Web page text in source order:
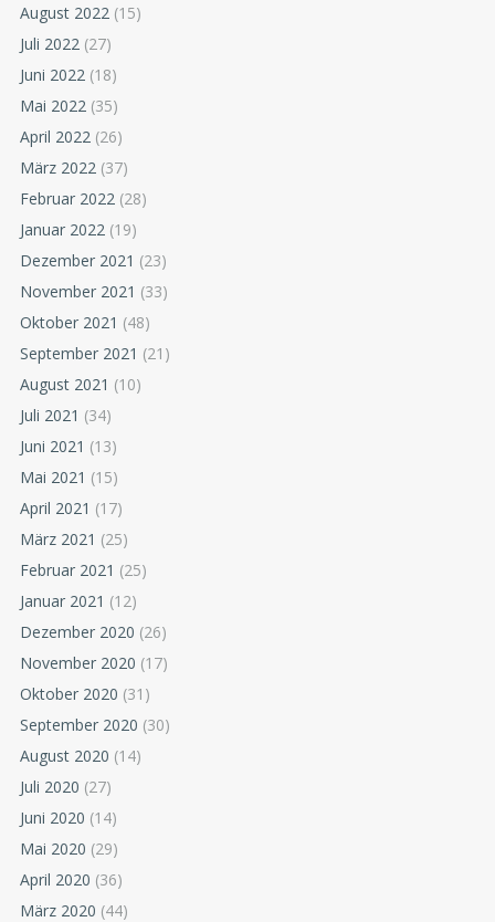
August 2022 (15)
Juli 2022 (27)
Juni 2022 (18)
Mai 2022 (35)
April 2022 (26)
März 2022 (37)
Februar 2022 (28)
Januar 2022 (19)
Dezember 2021 (23)
November 2021 (33)
Oktober 2021 (48)
September 2021 (21)
August 2021 (10)
Juli 2021 (34)
Juni 2021 (13)
Mai 2021 (15)
April 2021 (17)
März 2021 (25)
Februar 2021 (25)
Januar 2021 (12)
Dezember 2020 (26)
November 2020 (17)
Oktober 2020 (31)
September 2020 (30)
August 2020 (14)
Juli 2020 (27)
Juni 2020 (14)
Mai 2020 (29)
April 2020 (36)
März 2020 (44)